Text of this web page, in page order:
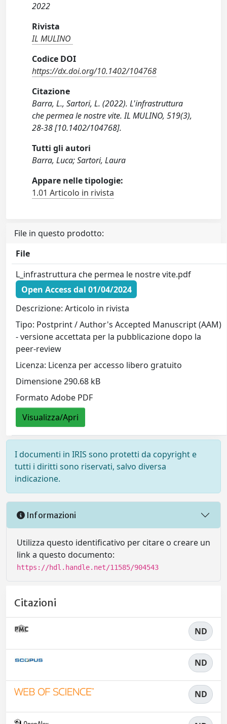
2022
Rivista
IL MULINO
Codice DOI
https://dx.doi.org/10.1402/104768
Citazione
Barra, L., Sartori, L. (2022). L'infrastruttura
che permea le nostre vite. IL MULINO, 519(3),
28-38 [10.1402/104768].
Tutti gli autori
Barra, Luca; Sartori, Laura
Appare nelle tipologie:
1.01 Articolo in rivista
File in questo prodotto:
File
L_infrastruttura che permea le nostre vite.pdf
Open Access dal 01/04/2024
Descrizione: Articolo in rivista
Tipo: Postprint / Author's Accepted Manuscript (AAM)
- versione accettata per la pubblicazione dopo la
peer-review
Licenza: Licenza per accesso libero gratuito
Dimensione 290.68 kB
Formato Adobe PDF
Visualizza/Apri
I documenti in IRIS sono protetti da copyright e
tutti i diritti sono riservati, salvo diversa
indicazione.
Informazioni
Utilizza questo identificativo per citare o creare un
link a questo documento:
https://hdl.handle.net/11585/904543
Citazioni
ND
ND
ND